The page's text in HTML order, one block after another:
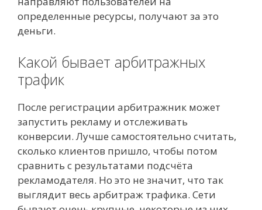
определенные ресурсы, получают за это
деньги.
Какой бывает арбитражных
трафик
После регистрации арбитражник может
запустить рекламу и отслеживать
конверсии. Лучше самостоятельно считать,
сколько клиентов пришло, чтобы потом
сравнить с результатами подсчёта
рекламодателя. Но это не значит, что так
выглядит весь арбитраж трафика. Сети